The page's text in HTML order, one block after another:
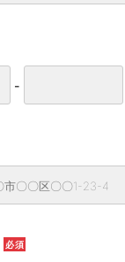
-
必須